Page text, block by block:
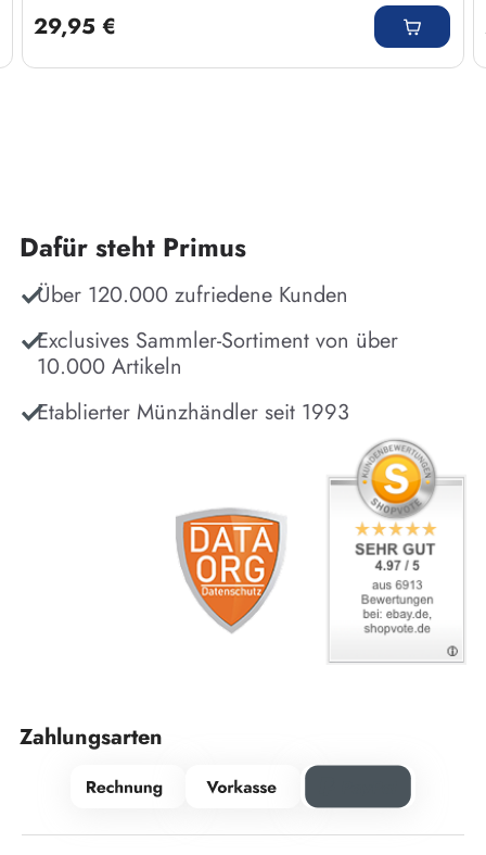
29,95 €
Dafür steht Primus
Über 120.000 zufriedene Kunden
Exclusives Sammler-Sortiment von über
10.000 Artikeln
Etablierter Münzhändler seit 1993
Zahlungsarten